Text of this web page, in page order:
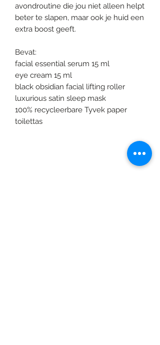
avondroutine die jou niet alleen helpt
beter te slapen, maar ook je huid een
extra boost geeft.
Bevat:
facial essential serum 15 ml
eye cream 15 ml
black obsidian facial lifting roller
luxurious satin sleep mask
100% recycleerbare Tyvek paper
toilettas